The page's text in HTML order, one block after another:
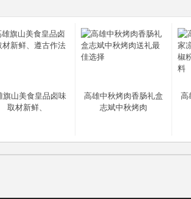
旗山美食皇品卤味
取材新鲜、
高雄中秋烤肉香肠礼盒
志斌中秋烤肉
高